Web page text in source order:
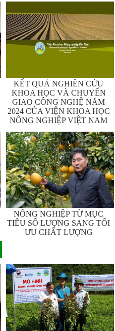
KẾT QUẢ NGHIÊN CỨU
KHOA HỌC VÀ CHUYỂN
GIAO CÔNG NGHỆ NĂM
2024 CỦA VIỆN KHOA HỌC
NÔNG NGHIỆP VIỆT NAM
NÔNG NGHIỆP TỪ MỤC
TIÊU SỐ LƯỢNG SANG TỐI
ƯU CHẤT LƯỢNG